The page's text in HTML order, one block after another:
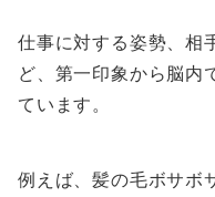
仕事に対する姿勢、相
ど、第一印象から脳内
ています。
例えば、髪の毛ボサボ